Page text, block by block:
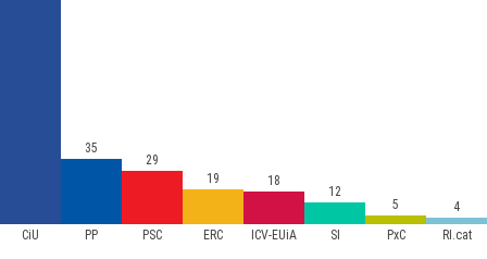
CiU PP PSC ERC ICV-EUiA SI PxC RI.cat
35
29
19
18
12
5
4